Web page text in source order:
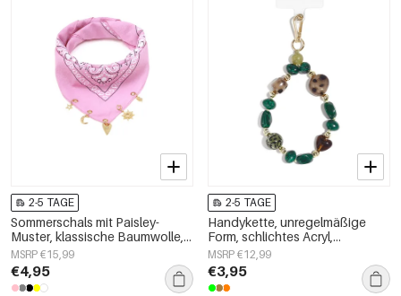
2-5 TAGE
Sommerschals mit Paisley-
Muster, klassische Baumwolle,
Alltagsaccessoires
MSRP €15,99
€4,95
2-5 TAGE
Handykette, unregelmäßige
Form, schlichtes Acryl,
Alltagsaccessoire
MSRP €12,99
€3,95